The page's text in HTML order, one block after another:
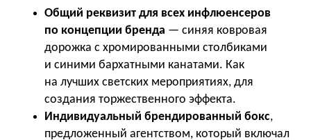
Общий реквизит для всех инфлюенсеров
по концепции бренда — синяя ковровая
дорожка с хромированными столбиками
и синими бархатными канатами. Как
на лучших светских мероприятиях, для
создания торжественного эффекта.
Индивидуальный брендированный бокс,
предложенный агентством, который включал